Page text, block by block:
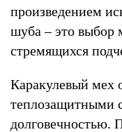
произведением
шуба – это выбор
стремящихся
Каракулевый мех
теплозащитными
долговечностью.